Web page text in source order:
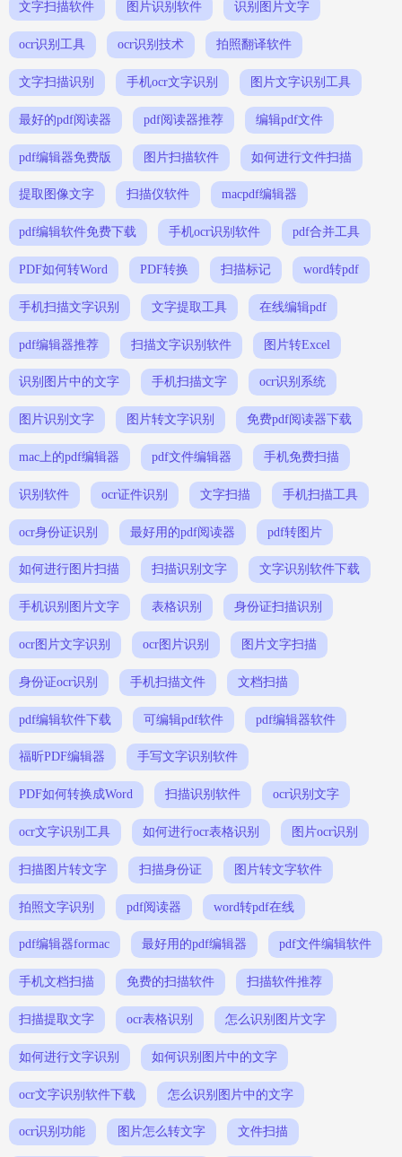
文字扫描软件 图片识别软件 识别图片文字
ocr识别工具 ocr识别技术 拍照翻译软件
文字扫描识别 手机ocr文字识别 图片文字识别工具
最好的pdf阅读器 pdf阅读器推荐 编辑pdf文件
pdf编辑器免费版 图片扫描软件 如何进行文件扫描
提取图像文字 扫描仪软件 macpdf编辑器
pdf编辑软件免费下载 手机ocr识别软件 pdf合并工具
PDF如何转Word PDF转换 扫描标记 word转pdf
手机扫描文字识别 文字提取工具 在线编辑pdf
pdf编辑器推荐 扫描文字识别软件 图片转Excel
识别图片中的文字 手机扫描文字 ocr识别系统
图片识别文字 图片转文字识别 免费pdf阅读器下载
mac上的pdf编辑器 pdf文件编辑器 手机免费扫描
识别软件 ocr证件识别 文字扫描 手机扫描工具
ocr身份证识别 最好用的pdf阅读器 pdf转图片
如何进行图片扫描 扫描识别文字 文字识别软件下载
手机识别图片文字 表格识别 身份证扫描识别
ocr图片文字识别 ocr图片识别 图片文字扫描
身份证ocr识别 手机扫描文件 文档扫描
pdf编辑软件下载 可编辑pdf软件 pdf编辑器软件
福昕PDF编辑器 手写文字识别软件
PDF如何转换成Word 扫描识别软件 ocr识别文字
ocr文字识别工具 如何进行ocr表格识别 图片ocr识别
扫描图片转文字 扫描身份证 图片转文字软件
拍照文字识别 pdf阅读器 word转pdf在线
pdf编辑器formac 最好用的pdf编辑器 pdf文件编辑软件
手机文档扫描 免费的扫描软件 扫描软件推荐
扫描提取文字 ocr表格识别 怎么识别图片文字
如何进行文字识别 如何识别图片中的文字
ocr文字识别软件下载 怎么识别图片中的文字
ocr识别功能 图片怎么转文字 文件扫描